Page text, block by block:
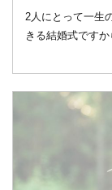
2人にとって一生
きる結婚式です